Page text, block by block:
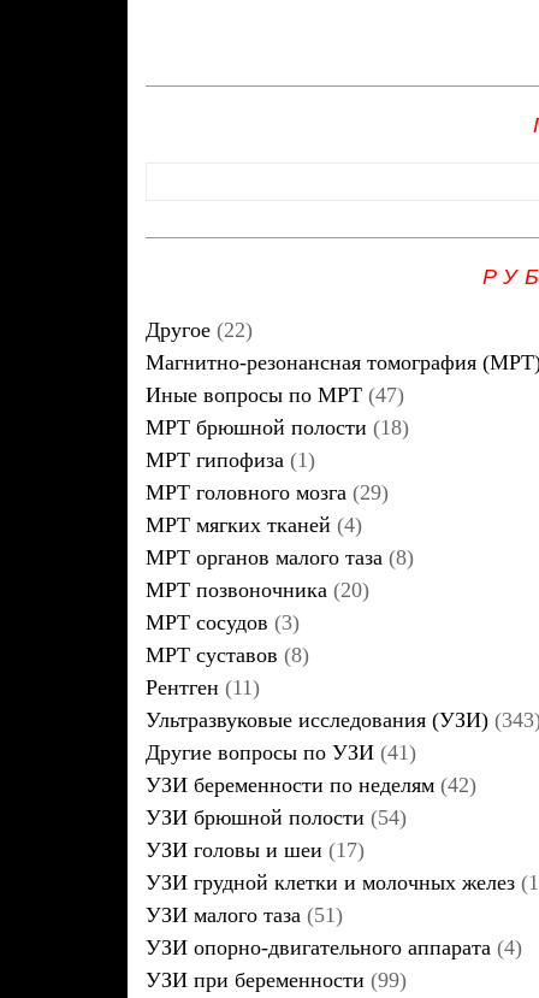
Другое (22)
Магнитно-резонансная томография
Иные вопросы по МРТ (47)
МРТ брюшной полости (18)
МРТ гипофиза (1)
МРТ головного мозга (29)
МРТ мягких тканей (4)
МРТ органов малого таза (8)
МРТ позвоночника (20)
МРТ сосудов (3)
МРТ суставов (8)
Рентген (11)
Ультразвуковые исследования (УЗИ)
Другие вопросы по УЗИ (41)
УЗИ беременности по неделям (42)
УЗИ брюшной полости (54)
УЗИ головы и шеи (17)
УЗИ грудной клетки и молочных желез
УЗИ малого таза (51)
УЗИ опорно-двигательного аппарата (4)
УЗИ при беременности (99)